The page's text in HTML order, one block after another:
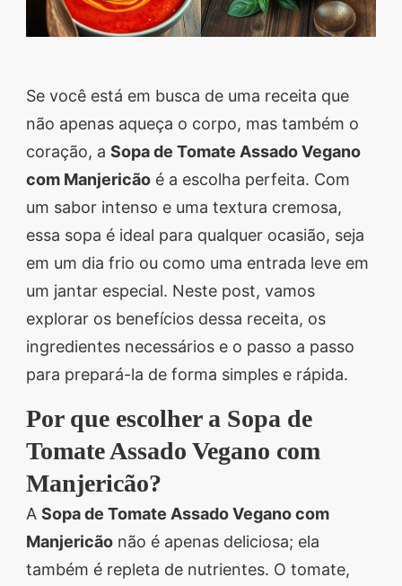
segredos valiosos e
todos ao seu redor.
Transforme suas
refeições e inspire-se
agora mesmo!
Se você está em busca de uma receita que
não apenas aqueça o corpo, mas também o
coração, a Sopa de Tomate Assado Vegano
com Manjericão é a escolha perfeita. Com
um sabor intenso e uma textura cremosa,
essa sopa é ideal para qualquer ocasião, seja
em um dia frio ou como uma entrada leve em
um jantar especial. Neste post, vamos
explorar os benefícios dessa receita, os
ingredientes necessários e o passo a passo
para prepará-la de forma simples e rápida.
Por que escolher a Sopa de
Tomate Assado Vegano com
Manjericão?
A Sopa de Tomate Assado Vegano com
Manjericão não é apenas deliciosa; ela
também é repleta de nutrientes. O tomate,